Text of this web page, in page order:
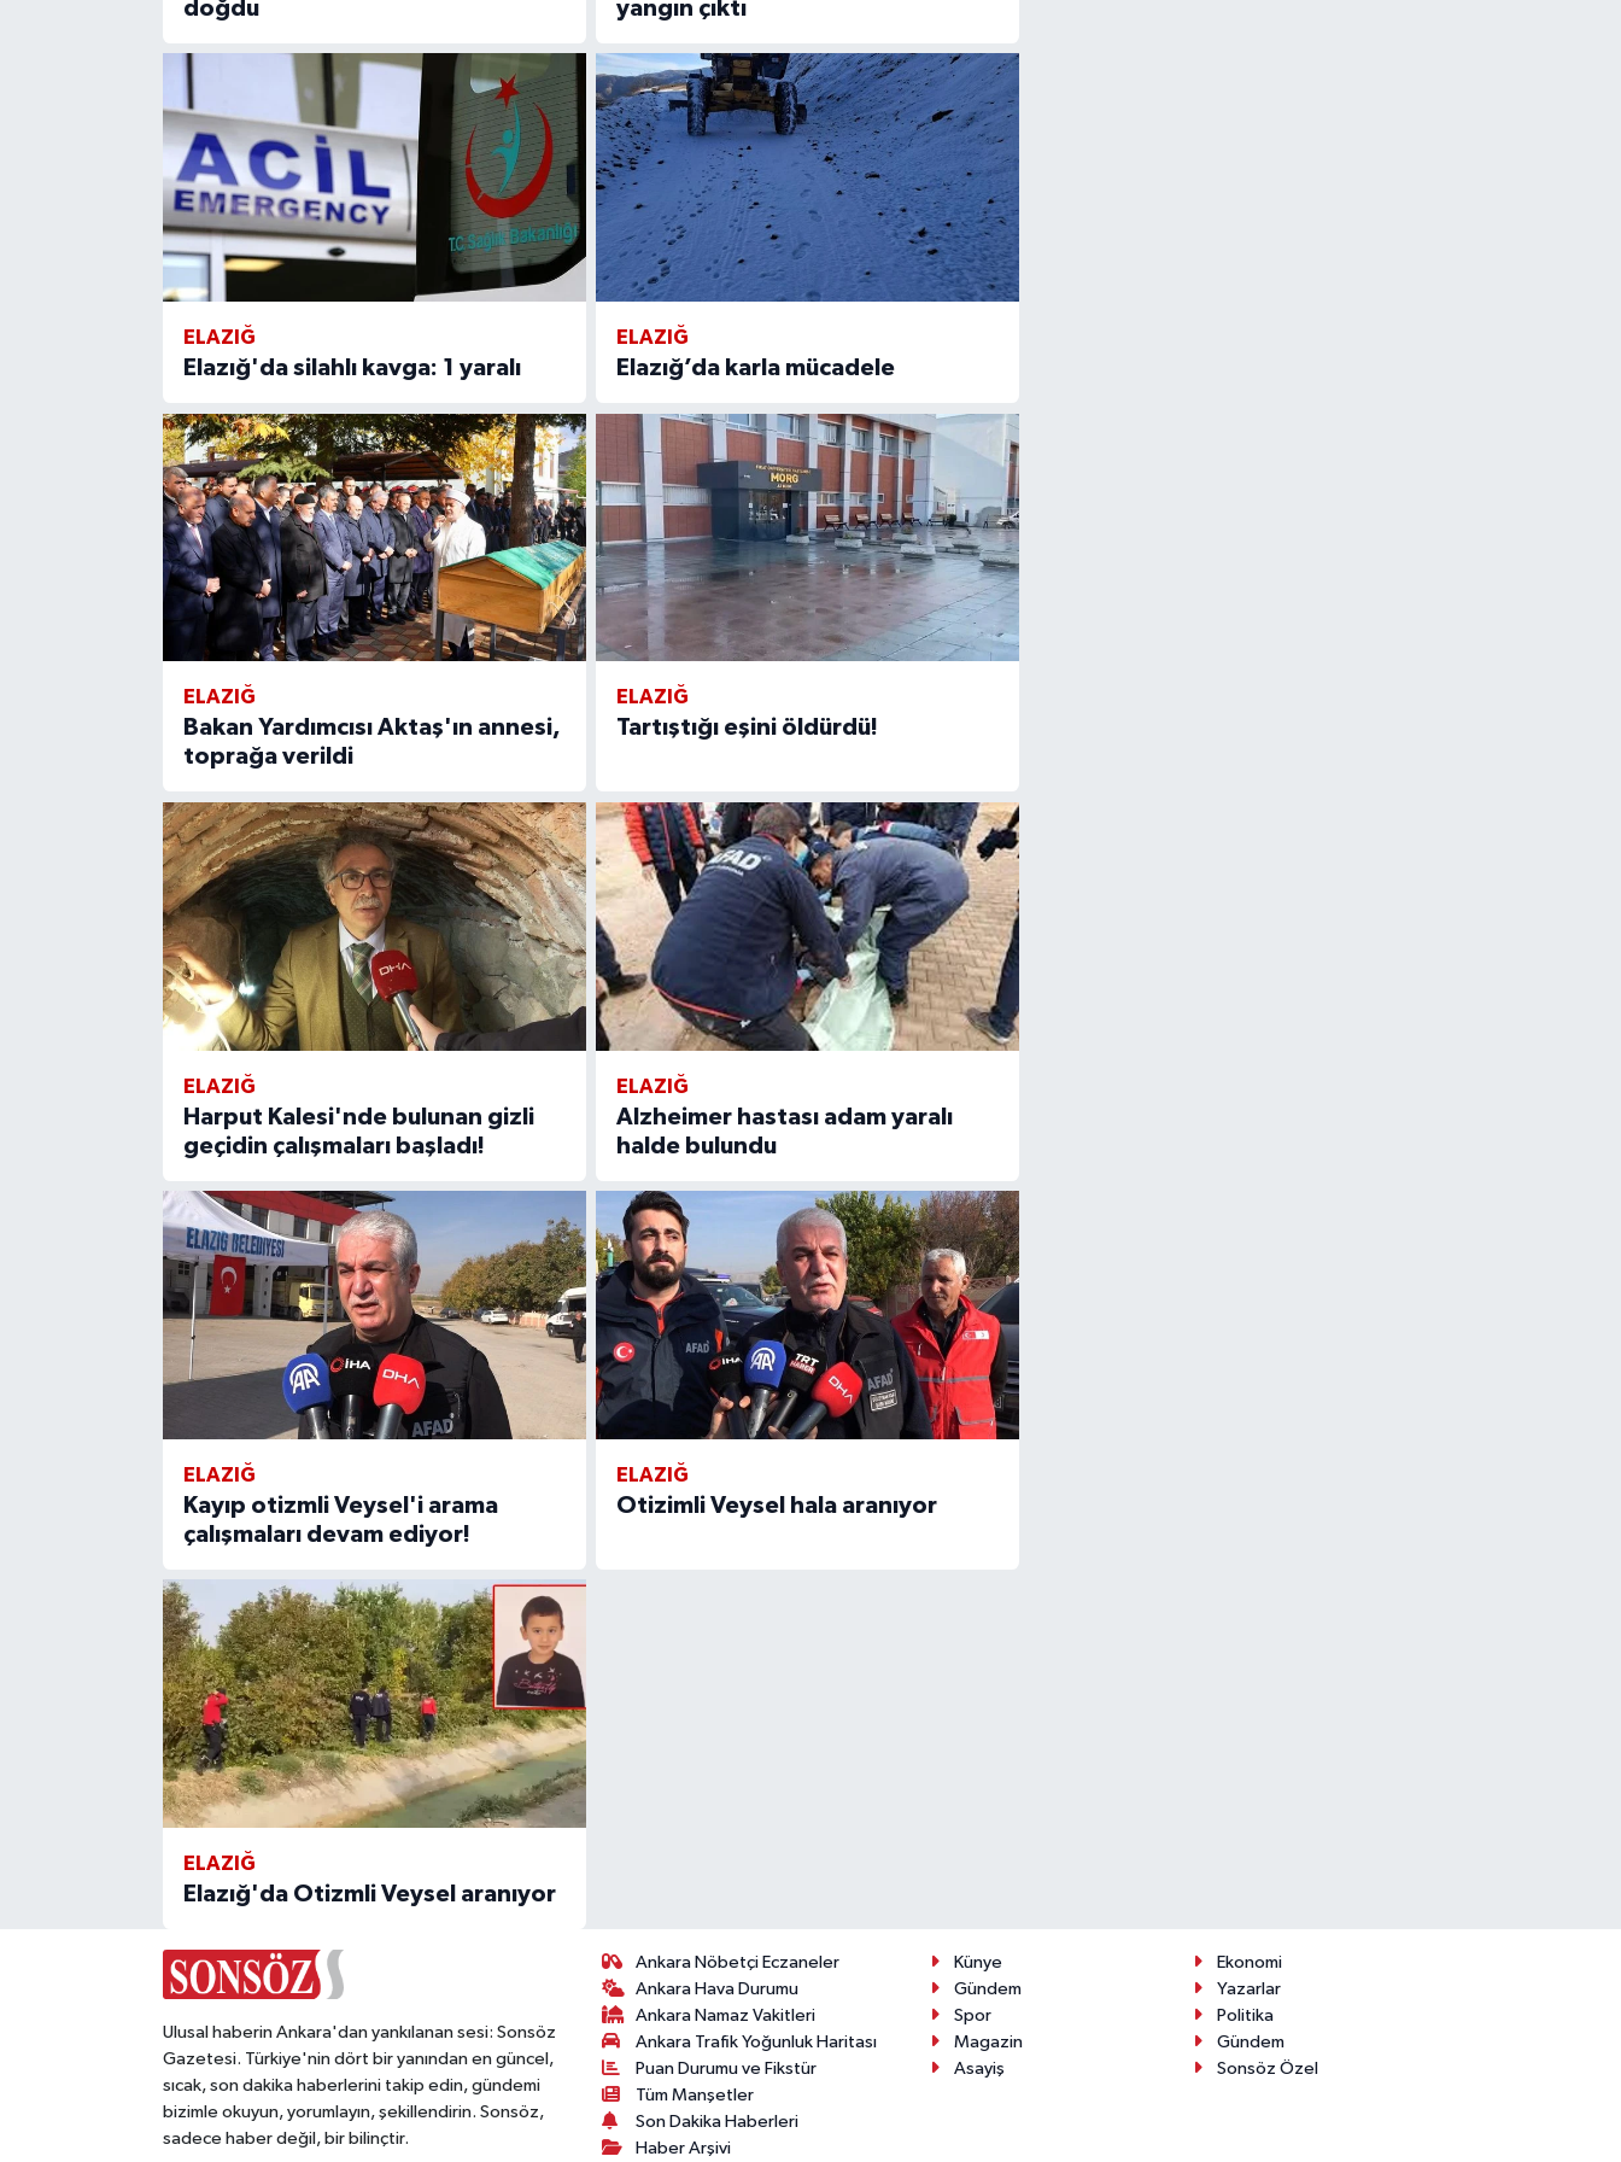
doğdu
yangın çıktı
ELAZIĞ
Elazığ'da silahlı kavga: 1 yaralı
ELAZIĞ
Elazığ’da karla mücadele
ELAZIĞ
Bakan Yardımcısı Aktaş'ın annesi,
toprağa verildi
ELAZIĞ
Tartıştığı eşini öldürdü!
ELAZIĞ
Harput Kalesi'nde bulunan gizli
geçidin çalışmaları başladı!
ELAZIĞ
Alzheimer hastası adam yaralı
halde bulundu
ELAZIĞ
Kayıp otizmli Veysel'i arama
çalışmaları devam ediyor!
ELAZIĞ
Otizimli Veysel hala aranıyor
ELAZIĞ
Elazığ'da Otizmli Veysel aranıyor
Ulusal haberin Ankara'dan yankılanan sesi: Sonsöz
Gazetesi. Türkiye'nin dört bir yanından en güncel,
sıcak, son dakika haberlerini takip edin, gündemi
bizimle okuyun, yorumlayın, şekillendirin. Sonsöz,
sadece haber değil, bir bilinçtir.
Ankara Nöbetçi Eczaneler
Ankara Hava Durumu
Ankara Namaz Vakitleri
Ankara Trafik Yoğunluk Haritası
Puan Durumu ve Fikstür
Tüm Manşetler
Son Dakika Haberleri
Haber Arşivi
Künye
Ekonomi
Gündem
Yazarlar
Spor
Politika
Magazin
Gündem
Asayiş
Sonsöz Özel